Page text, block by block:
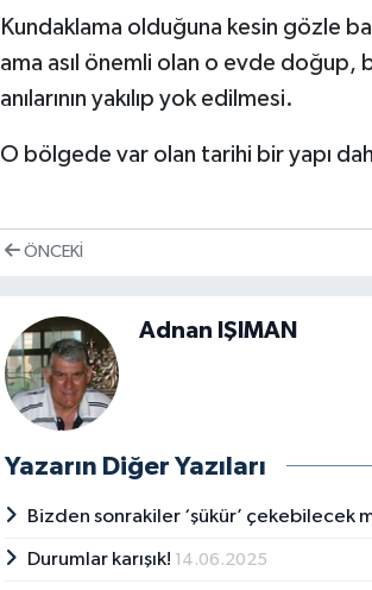
Kundaklama olduğuna kesin gözle
ama asıl önemli olan o evde doğup,
anılarının yakılıp yok edilmesi.
O bölgede var olan tarihi bir yapı
ÖNCEKI
Adnan IŞIMAN
Yazarın Diğer Yazıları
Bizden sonrakiler ‘şükür’ çekebilecek
Durumlar karışık! 14.06.2025